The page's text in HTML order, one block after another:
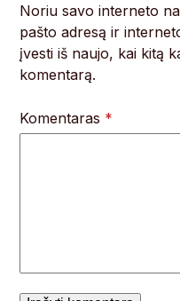
Noriu savo interneto
pašto adresą ir
įvesti iš naujo, kai kitą
komentarą.
Komentaras *